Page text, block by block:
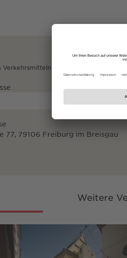
Verkehrsmitteln
77, 79106 Freiburg im Breisgau
Weitere